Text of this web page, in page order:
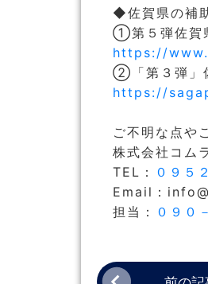
◆佐賀県の補
①第５弾佐賀
https://
②「第３弾」
https://
ご不明な点や
株式会社コム
TEL： ０９５
Email：
担当： ０９０